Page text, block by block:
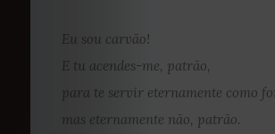
Eu sou carvão!
E tu acendes-me, patrão,
para te servir eternamente como
mas eternamente não, patrão.